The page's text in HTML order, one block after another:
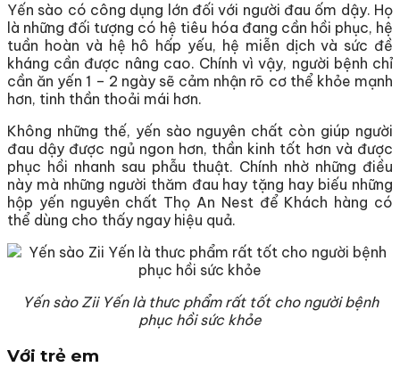
Yến sào có công dụng lớn đối với người đau ốm dậy. Họ
là những đối tượng có hệ tiêu hóa đang cần hồi phục, hệ
tuần hoàn và hệ hô hấp yếu, hệ miễn dịch và sức đề
kháng cần được nâng cao. Chính vì vậy, người bệnh chỉ
cần ăn yến 1 – 2 ngày sẽ cảm nhận rõ cơ thể khỏe mạnh
hơn, tinh thần thoải mái hơn.
Không những thế, yến sào nguyên chất còn giúp người
đau dậy được ngủ ngon hơn, thần kinh tốt hơn và được
phục hồi nhanh sau phẫu thuật. Chính nhờ những điều
này mà những người thăm đau hay tặng hay biếu những
hộp yến nguyên chất Thọ An Nest để Khách hàng có
thể dùng cho thấy ngay hiệu quả.
Yến sào Zii Yến là thưc phẩm rất tốt cho người bệnh
phục hồi sức khỏe
Với trẻ em